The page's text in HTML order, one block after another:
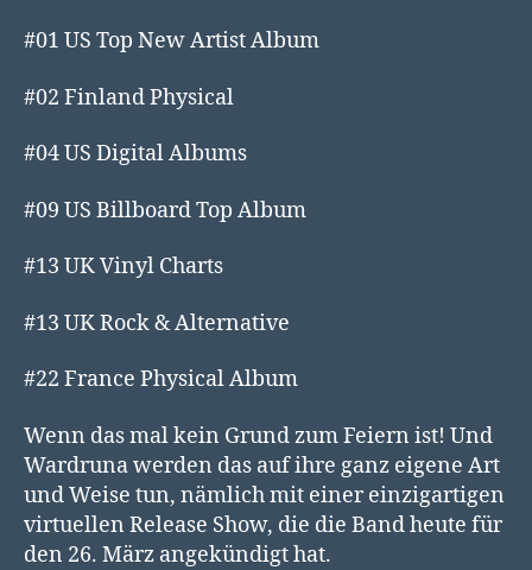
#01 US Top New Artist Album
#02 Finland Physical
#04 US Digital Albums
#09 US Billboard Top Album
#13 UK Vinyl Charts
#13 UK Rock & Alternative
#22 France Physical Album
Wenn das mal kein Grund zum Feiern ist! Und
Wardruna werden das auf ihre ganz eigene Art
und Weise tun, nämlich mit einer einzigartigen
virtuellen Release Show, die die Band heute für
den 26. März angekündigt hat.